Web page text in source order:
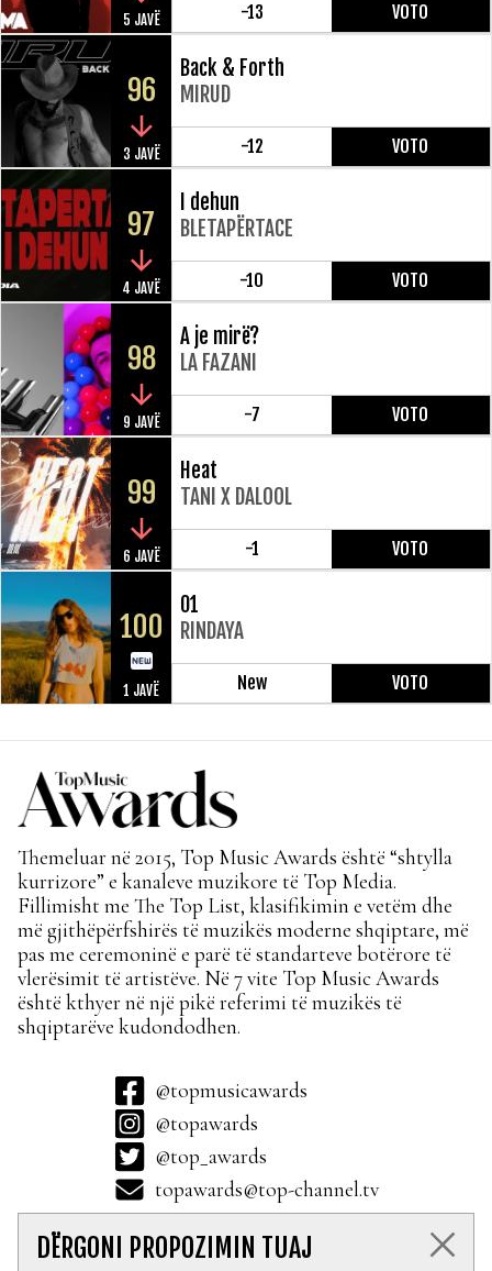
5 JAVË -13 VOTO
96
3 JAVË
Back & Forth
MIRUD
-12 VOTO
97
4 JAVË
I dehun
BLETAPËRTACE
-10 VOTO
98
9 JAVË
A je mirë?
LA FAZANI
-7 VOTO
99
6 JAVË
Heat
TANI X DALOOL
-1 VOTO
100
1 JAVË
01
RINDAYA
New VOTO
DËRGONI PROPOZIMIN TUAJ
Themeluar në 2015, Top Music Awards është “shtylla
kurrizore” e kanaleve muzikore të Top Media.
Fillimisht me The Top List, klasifikimin e vetëm dhe
më gjithëpërfshirës të muzikës moderne shqiptare, më
pas me ceremoninë e parë të standarteve botërore të
vlerësimit të artistëve. Në 7 vite Top Music Awards
është kthyer në një pikë referimi të muzikës të
shqiptarëve kudondodhen.
@topmusicawards
@topawards
@top_awards
topawards@top-channel.tv